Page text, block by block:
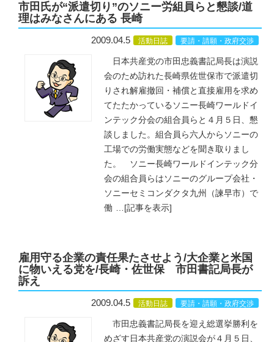
市田氏が“派遣切り”のソニー労組員らと懇談/道
理はみなさんにある 長崎
2009.04.5 活動日誌 要請・請願・政府交渉
日本共産党の市田忠義書記局長は演説
会のため訪れた長崎県佐世保市で派遣切
りされ解雇撤回・補償と直接雇用を求め
てたたかっているソニー長崎ワールドイ
ンテック分会の組合員らと４月５日、懇
談しました。組合員ら六人からソニーの
工場での労働実態などを聞き取りまし
た。 ソニー長崎ワールドインテック分
会の組合員らはソニーのグループ会社・
ソニーセミコンダクタ九州（諫早市）で
働 … [記事を表示]
雇用守る企業の責任果たさせよう/大企業と米国
に物いえる党を/長崎・佐世保 市田書記局長が
訴え
2009.04.5 活動日誌 要請・請願・政府交渉
市田忠義書記局長を迎え総選挙勝利を
めざす日本共産党の演説会が４月５日、